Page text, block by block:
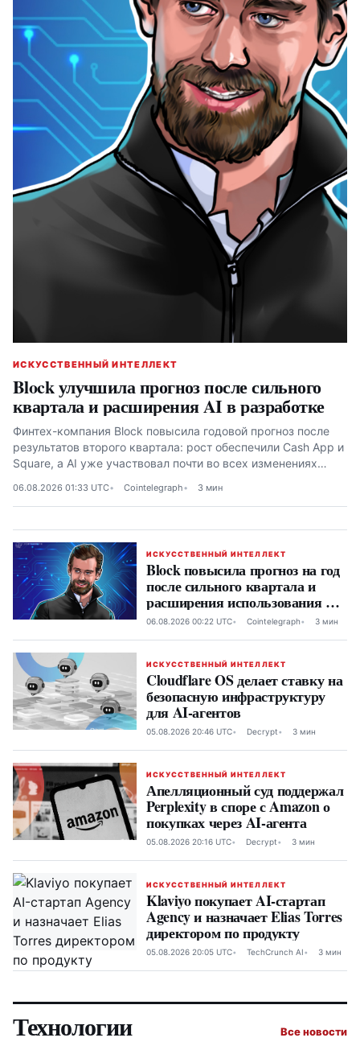
ИСКУССТВЕННЫЙ ИНТЕЛЛЕКТ
Block улучшила прогноз после сильного
квартала и расширения AI в разработке
Финтех-компания Block повысила годовой прогноз после
результатов второго квартала: рост обеспечили Cash App и
Square, а AI уже участвовал почти во всех изменениях
06.08.2026 01:33 UTC Cointelegraph 3 мин
ИСКУССТВЕННЫЙ ИНТЕЛЛЕКТ
Block повысила прогноз на год
после сильного квартала и
расширения использования AI
в разработке
06.08.2026 00:22 UTC Cointelegraph 3 мин
ИСКУССТВЕННЫЙ ИНТЕЛЛЕКТ
Cloudflare OS делает ставку на
безопасную инфраструктуру
для AI-агентов
05.08.2026 20:46 UTC Decrypt 3 мин
ИСКУССТВЕННЫЙ ИНТЕЛЛЕКТ
Апелляционный суд поддержал
Perplexity в споре с Amazon о
покупках через AI-агента
05.08.2026 20:16 UTC Decrypt 3 мин
ИСКУССТВЕННЫЙ ИНТЕЛЛЕКТ
Klaviyo покупает AI-стартап
Agency и назначает Elias Torres
директором по продукту
05.08.2026 20:05 UTC TechCrunch AI 3 мин
Технологии Все новости